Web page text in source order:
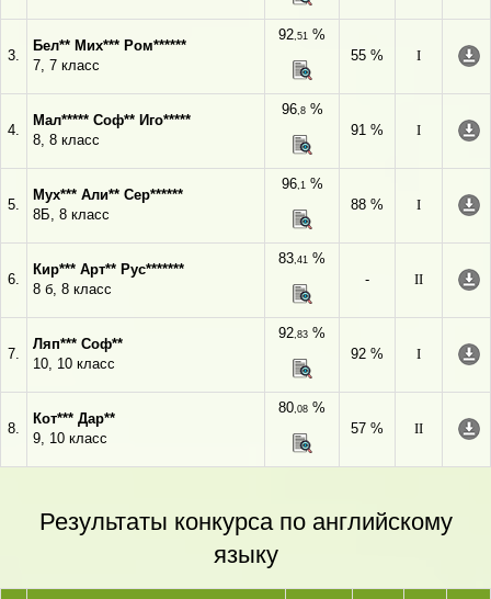
3.
Бел** Мих*** Ром******
7, 7 класс
92,51 %
55 %
I
4.
Мал***** Соф** Иго*****
8, 8 класс
96,8%
91 %
I
5.
Мух*** Али** Сер******
8Б, 8 класс
96,1%
88 %
I
6.
Кир*** Арт** Рус*******
8 б, 8 класс
83,41 %
-
II
7.
Ляп*** Соф**
10, 10 класс
92,83 %
92 %
I
8.
Кот*** Дар**
9, 10 класс
80,08 %
57 %
II
Результаты конкурса по английскому
языку